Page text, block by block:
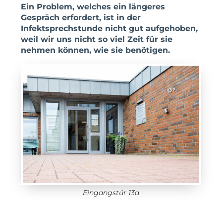
Eingangstür 13a
Ein Problem, welches ein längeres
Gespräch erfordert, ist in der
Infektsprechstunde nicht gut aufgehoben,
weil wir uns nicht so viel Zeit für sie
nehmen können, wie sie benötigen.